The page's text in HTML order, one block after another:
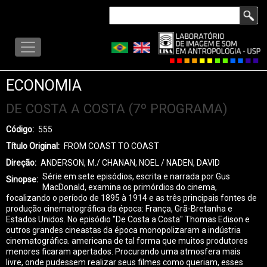
conteúdo
LISA
MENU
ECONOMIA
DE COSTA A COSTA (7º PROGRAMA)
Código
555
Título Original
FROM COAST TO COAST
Direção
ANDERSON, M./ CHANAN, NOEL / NADEN, DAVID
Sinopse
Série em sete episódios, escrita e narrada por Gus
MacDonald, examina os primórdios do cinema,
focalizando o período de 1895 à 1914 e as três principais fontes de
produção cinematográfica da época: França, Grã-Bretanha e
Estados Unidos. No episódio "De Costa a Costa" Thomas Edison e
outros grandes cineastas da época monopolizaram a indústria
cinematográfica. americana de tal forma que muitos produtores
menores ficaram apertados. Procurando uma atmosfera mais
livre, onde pudessem realizar seus filmes como queriam, esses